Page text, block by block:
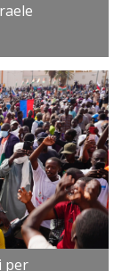
per